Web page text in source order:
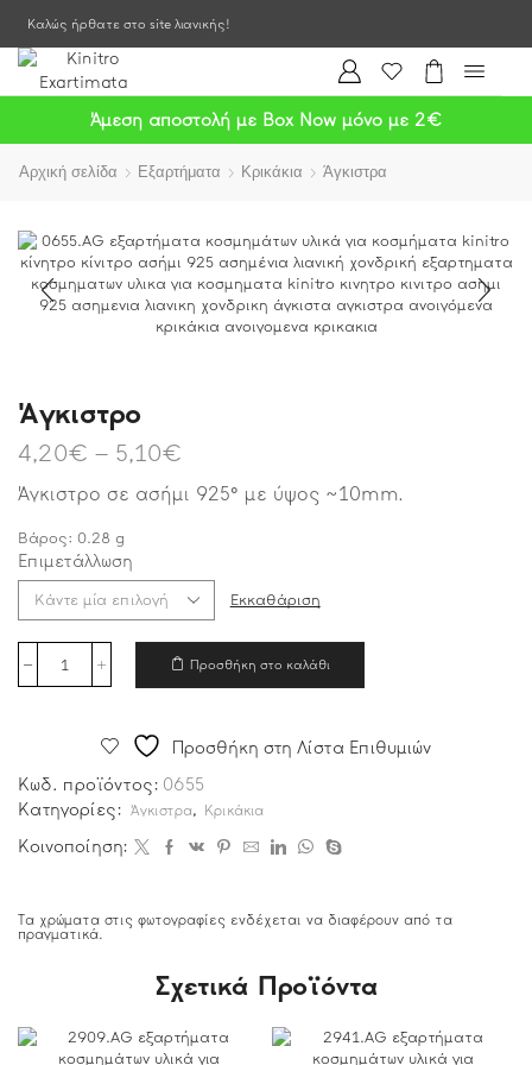
Καλώς ήρθατε στο site λιανικής!
Άμεση αποστολή με Box Now μόνο με 2€
Αρχική σελίδα Εξαρτήματα Κρικάκια Άγκιστρα
Άγκιστρο
4,20€ – 5,10€
Άγκιστρο σε ασήμι 925° με ύψος ~10mm.
Βάρος: 0.28 g
Επιμετάλλωση
Εκκαθάριση
Προσθήκη στο καλάθι
Προσθήκη στη Λίστα Επιθυμιών
Κωδ. προϊόντος: 0655
Κατηγορίες: Άγκιστρα, Κρικάκια
Κοινοποίηση:
Τα χρώματα στις φωτογραφίες ενδέχεται να διαφέρουν από τα
πραγματικά.
Σχετικά Προϊόντα